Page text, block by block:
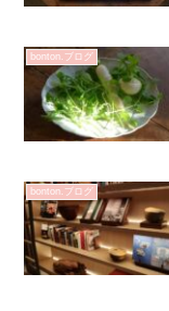
bonton.ブログ
bonton.ブログ